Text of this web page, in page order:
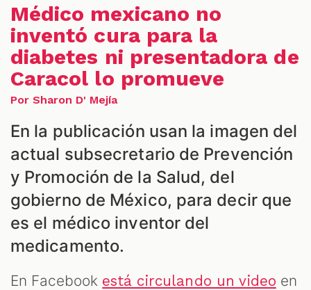
Médico mexicano no
inventó cura para la
diabetes ni presentadora de
Caracol lo promueve
Por Sharon D' Mejía
En la publicación usan la imagen del
actual subsecretario de Prevención
y Promoción de la Salud, del
gobierno de México, para decir que
es el médico inventor del
medicamento.
En Facebook está circulando un video en